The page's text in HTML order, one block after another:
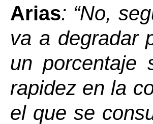
Arias: “No,
va a degradar
un
rapidez en la
el que se